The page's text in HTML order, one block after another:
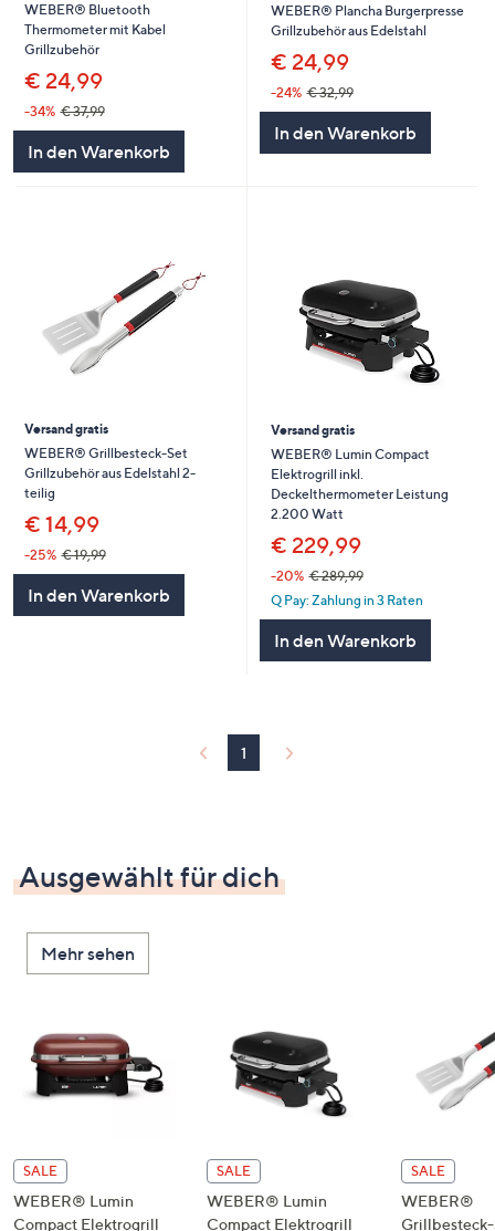
WEBER® Bluetooth
Thermometer mit Kabel
Grillzubehör
€ 24,99
-34% € 37,99
In den Warenkorb
WEBER® Plancha Burgerpresse
Grillzubehör aus Edelstahl
€ 24,99
-24% € 32,99
In den Warenkorb
Versand gratis
WEBER® Grillbesteck-Set
Grillzubehör aus Edelstahl 2-
teilig
€ 14,99
-25% € 19,99
In den Warenkorb
Versand gratis
WEBER® Lumin Compact
Elektrogrill inkl.
Deckelthermometer Leistung
2.200 Watt
€ 229,99
-20% € 289,99
Q Pay: Zahlung in 3 Raten
In den Warenkorb
1
Ausgewählt für dich
Mehr sehen
SALE
WEBER® Lumin
Compact Elektrogrill
SALE
WEBER® Lumin
Compact Elektrogrill
SALE
WEBER®